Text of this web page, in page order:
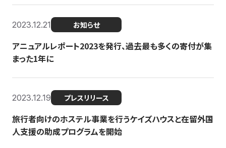
2023.12.21 お知らせ
アニュアルレポート2023を発行、過去最も多くの寄付が集
まった1年に
2023.12.19 プレスリリース
旅行者向けのホステル事業を行うケイズハウスと在留外国
人支援の助成プログラムを開始